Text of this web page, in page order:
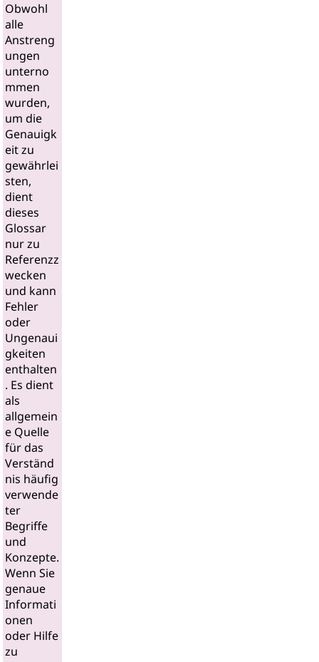
Obwohl
alle
Anstreng
ungen
unterno
mmen
wurden,
um die
Genauigk
eit zu
gewährlei
sten,
dient
dieses
Glossar
nur zu
Referenzz
wecken
und kann
Fehler
oder
Ungenaui
gkeiten
enthalten
. Es dient
als
allgemein
e Quelle
für das
Verständ
nis häufig
verwende
ter
Begriffe
und
Konzepte.
Wenn Sie
genaue
Informati
onen
oder Hilfe
zu